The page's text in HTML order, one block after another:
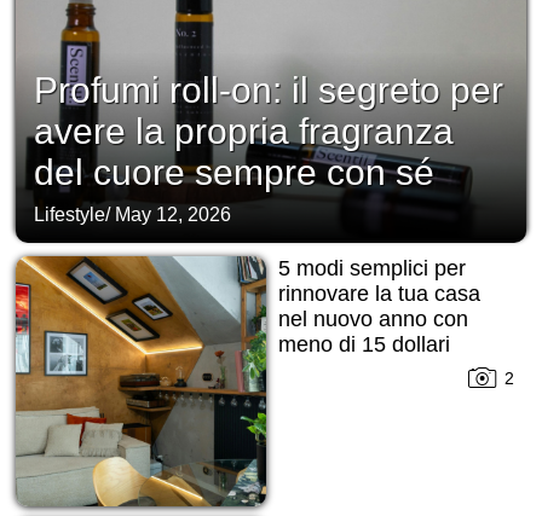
Profumi roll-on: il segreto per
avere la propria fragranza
del cuore sempre con sé
Lifestyle/ May 12, 2026
5 modi semplici per
rinnovare la tua casa
nel nuovo anno con
meno di 15 dollari
2